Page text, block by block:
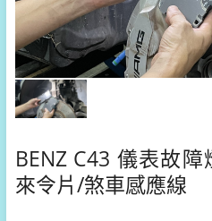
BENZ C43 儀表故
來令片/煞車感應線